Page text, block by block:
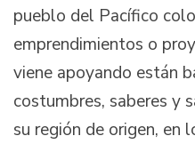
pueblo del Pacífico
emprendimientos o
viene apoyando están
costumbres, saberes y
su región de origen, en